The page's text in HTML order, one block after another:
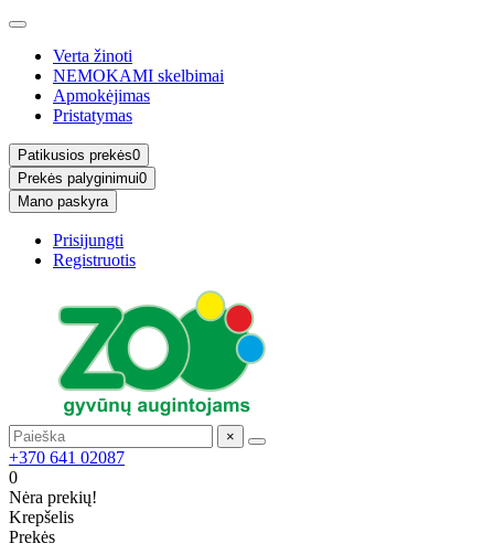
Verta žinoti
NEMOKAMI skelbimai
Apmokėjimas
Pristatymas
Patikusios prekės0
Prekės palyginimui0
Mano paskyra
Prisijungti
Registruotis
×
+370 641 02087
0
Nėra prekių!
Krepšelis
Prekės